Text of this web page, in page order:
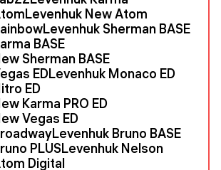
Levenhuk New Atom
Levenhuk Sherman BASE
BASE
Sherman BASE
EDLevenhuk Monaco ED
ED
Karma PRO ED
Vegas ED
Levenhuk Bruno BASE
PLUSLevenhuk Nelson
Digital